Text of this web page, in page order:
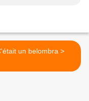
C'était un belombra >